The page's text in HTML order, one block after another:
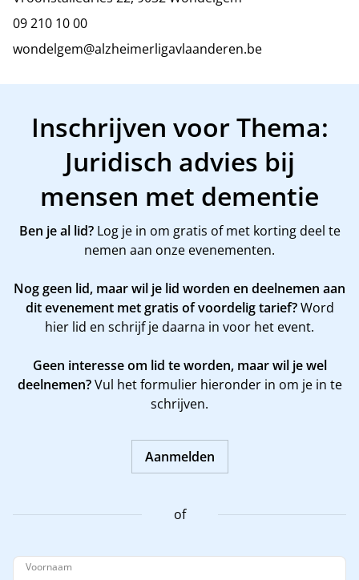
09 210 10 00
wondelgem@alzheimerligavlaanderen.be
Inschrijven voor Thema:
Juridisch advies bij
mensen met dementie
Ben je al lid?Log je in om gratis of met korting deel te
nemen aan onze evenementen.
Nog geen lid, maar wil je lid worden en deelnemen aan
dit evenement met gratis of voordelig tarief?Word
hier lid en schrijf je daarna in voor het event.
Geen interesse om lid te worden, maar wil je wel
deelnemen?Vul het formulier hieronder in om je in te
schrijven.
Aanmelden
of
Voornaam